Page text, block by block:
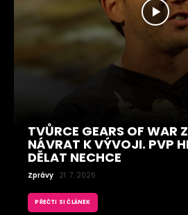
TVŮRCE GEARS OF WAR
NÁVRAT K VÝVOJI. PVP
DĚLAT NECHCE
Zprávy 21. 7. 2026
PŘEČTI SI ČLÁNEK